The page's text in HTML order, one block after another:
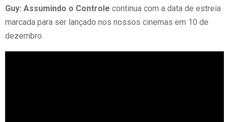
Guy: Assumindo o Controle continua com a data de estreia
marcada para ser lançado nos nossos cinemas em 10 de
dezembro.